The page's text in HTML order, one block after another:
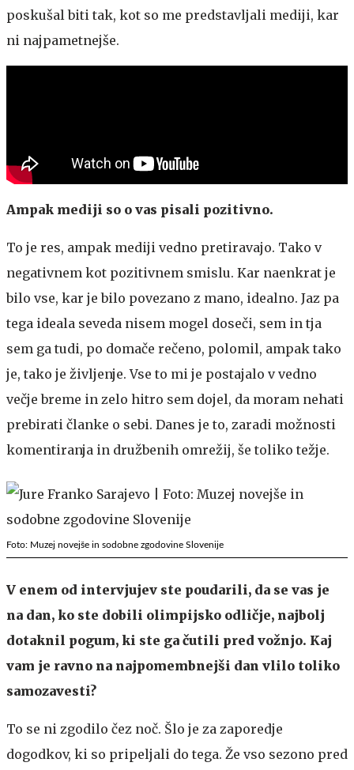
poskušal biti tak, kot so me predstavljali mediji, kar
ni najpametnejše.
Ampak mediji so o vas pisali pozitivno.
To je res, ampak mediji vedno pretiravajo. Tako v
negativnem kot pozitivnem smislu. Kar naenkrat je
bilo vse, kar je bilo povezano z mano, idealno. Jaz pa
tega ideala seveda nisem mogel doseči, sem in tja
sem ga tudi, po domače rečeno, polomil, ampak tako
je, tako je življenje. Vse to mi je postajalo v vedno
večje breme in zelo hitro sem dojel, da moram nehati
prebirati članke o sebi. Danes je to, zaradi možnosti
komentiranja in družbenih omrežij, še toliko težje.
Foto: Muzej novejše in sodobne zgodovine Slovenije
V enem od intervjujev ste poudarili, da se vas je
na dan, ko ste dobili olimpijsko odličje, najbolj
dotaknil pogum, ki ste ga čutili pred vožnjo. Kaj
vam je ravno na najpomembnejši dan vlilo toliko
samozavesti?
To se ni zgodilo čez noč. Šlo je za zaporedje
dogodkov, ki so pripeljali do tega. Že vso sezono pred